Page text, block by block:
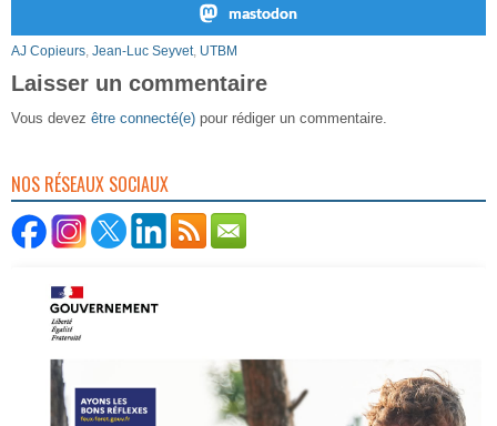
mastodon
AJ Copieurs, Jean-Luc Seyvet, UTBM
Laisser un commentaire
Vous devez être connecté(e) pour rédiger un commentaire.
NOS RÉSEAUX SOCIAUX